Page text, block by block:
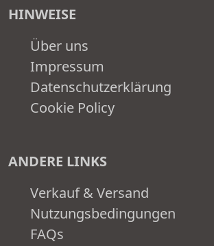
HINWEISE
Über uns
Impressum
Datenschutzerklärung
Cookie Policy
ANDERE LINKS
Verkauf & Versand
Nutzungsbedingungen
FAQs